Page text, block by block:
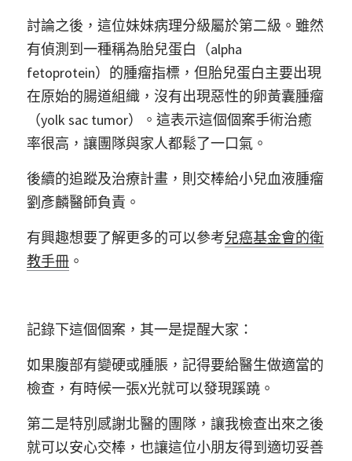
討論之後，這位妹妹病理分級屬於第二級。雖然
有偵測到一種稱為胎兒蛋白（alpha
fetoprotein）的腫瘤指標，但胎兒蛋白主要出現
在原始的腸道組織，沒有出現惡性的卵黃囊腫瘤
（yolk sac tumor）。這表示這個個案手術治癒
率很高，讓團隊與家人都鬆了一口氣。
後續的追蹤及治療計畫，則交棒給小兒血液腫瘤
劉彥麟醫師負責。
有興趣想要了解更多的可以參考兒癌基金會的衛
教手冊 。
記錄下這個個案，其一是提醒大家：
如果腹部有變硬或腫脹，記得要給醫生做適當的
檢查，有時候一張X光就可以發現蹊蹺。
第二是特別感謝北醫的團隊，讓我檢查出來之後
就可以安心交棒，也讓這位小朋友得到適切妥善